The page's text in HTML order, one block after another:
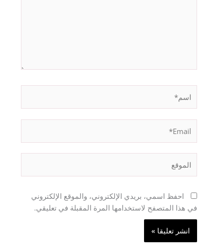
احفظ اسمي، بريدي الإلكتروني، والموقع الإلكتروني
في هذا المتصفح لاستخدامها المرة المقبلة في تعليقي.